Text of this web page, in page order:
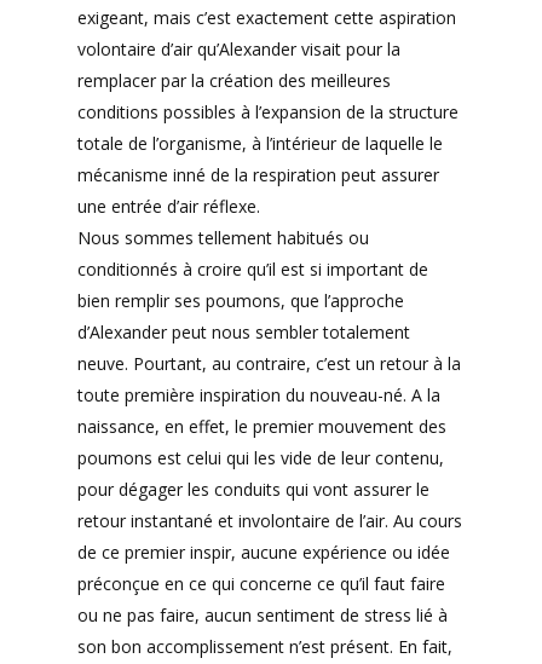
exigeant, mais c’est exactement cette aspiration
volontaire d’air qu’Alexander visait pour la
remplacer par la création des meilleures
conditions possibles à l’expansion de la structure
totale de l’organisme, à l’intérieur de laquelle le
mécanisme inné de la respiration peut assurer
une entrée d’air réflexe.
Nous sommes tellement habitués ou
conditionnés à croire qu’il est si important de
bien remplir ses poumons, que l’approche
d’Alexander peut nous sembler totalement
neuve. Pourtant, au contraire, c’est un retour à la
toute première inspiration du nouveau-né. A la
naissance, en effet, le premier mouvement des
poumons est celui qui les vide de leur contenu,
pour dégager les conduits qui vont assurer le
retour instantané et involontaire de l’air. Au cours
de ce premier inspir, aucune expérience ou idée
préconçue en ce qui concerne ce qu’il faut faire
ou ne pas faire, aucun sentiment de stress lié à
son bon accomplissement n’est présent. En fait,